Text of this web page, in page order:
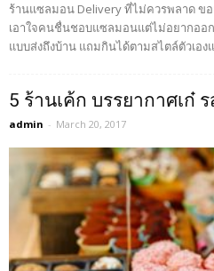
ร้านแซลมอน Delivery ที่ไม่ควรพลาด ข
เอาใจคนชื่นชอบแซลมอนแต่ไม่อยากออ
แบบส่งถึงบ้าน แถมกินได้ตามสไตล์ตัวเอง
5 ร้านเค้ก บรรยากาศเก๋
admin - March 20, 2017